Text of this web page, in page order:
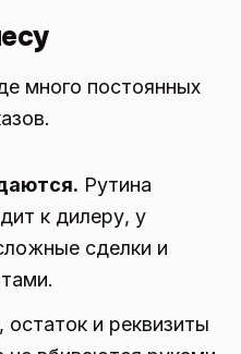
много постоянных
Рутина
к дилеру, у
сделки и
остаток и реквизиты